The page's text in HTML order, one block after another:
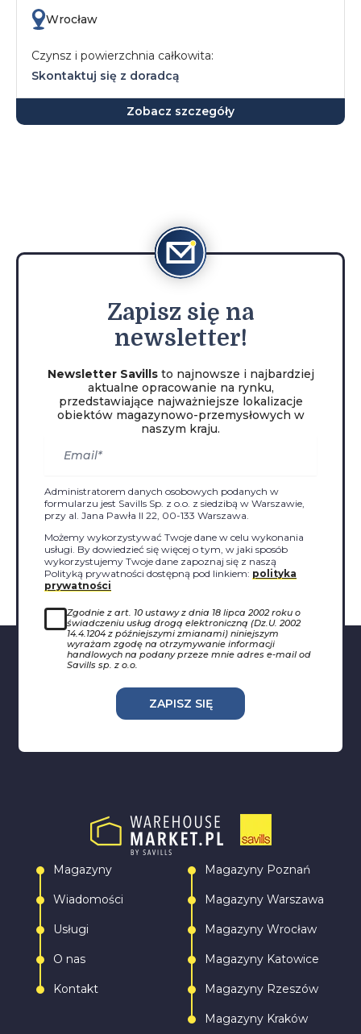
Wrocław
Czynsz i powierzchnia całkowita:
Skontaktuj się z doradcą
Zobacz szczegóły
Zapisz się na
newsletter!
Newsletter Savillsto najnowsze i najbardziej
aktualne opracowanie na rynku,
przedstawiające najważniejsze lokalizacje
obiektów magazynowo-przemysłowych w
naszym kraju.
Administratorem danych osobowych podanych w
formularzu jest Savills Sp. z o.o. z siedzibą w Warszawie,
przy al. Jana Pawła II 22, 00-133 Warszawa.
Możemy wykorzystywać Twoje dane w celu wykonania
usługi. By dowiedzieć się więcej o tym, w jaki sposób
wykorzystujemy Twoje dane zapoznaj się z naszą
Polityką prywatności dostępną pod linkiem: polityka
prywatności
Zgodnie z art. 10 ustawy z dnia 18 lipca 2002 roku o
świadczeniu usług drogą elektroniczną (Dz.U. 2002
14.4.1204 z późniejszymi zmianami) niniejszym
wyrażam zgodę na otrzymywanie informacji
handlowych na podany przeze mnie adres e-mail od
Savills sp. z o.o.
ZAPISZ SIĘ
Magazyny
Wiadomości
Usługi
O nas
Kontakt
Magazyny Poznań
Magazyny Warszawa
Magazyny Wrocław
Magazyny Katowice
Magazyny Rzeszów
Magazyny Kraków